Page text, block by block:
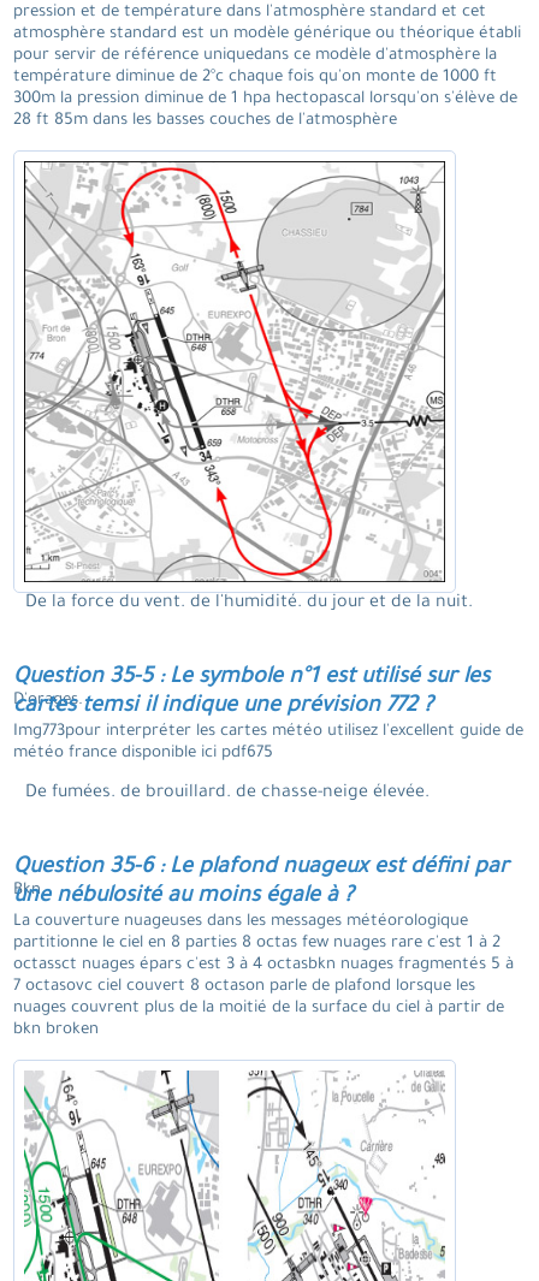
pression et de température dans l'atmosphère standard et cet
atmosphère standard est un modèle générique ou théorique établi
pour servir de référence uniquedans ce modèle d'atmosphère la
température diminue de 2°c chaque fois qu'on monte de 1000 ft
300m la pression diminue de 1 hpa hectopascal lorsqu'on s'élève de
28 ft 85m dans les basses couches de l'atmosphère
De la force du vent. de l'humidité. du jour et de la nuit.
Question 35-5 : Le symbole n°1 est utilisé sur les
cartes temsi il indique une prévision 772 ?
D'orages.
Img773pour interpréter les cartes météo utilisez l'excellent guide de
météo france disponible ici pdf675
De fumées. de brouillard. de chasse-neige élevée.
Question 35-6 : Le plafond nuageux est défini par
une nébulosité au moins égale à ?
Bkn.
La couverture nuageuses dans les messages météorologique
partitionne le ciel en 8 parties 8 octas few nuages rare c'est 1 à 2
octassct nuages épars c'est 3 à 4 octasbkn nuages fragmentés 5 à
7 octasovc ciel couvert 8 octason parle de plafond lorsque les
nuages couvrent plus de la moitié de la surface du ciel à partir de
bkn broken